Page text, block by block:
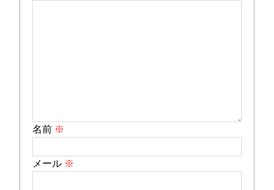
名前 ※
メール ※